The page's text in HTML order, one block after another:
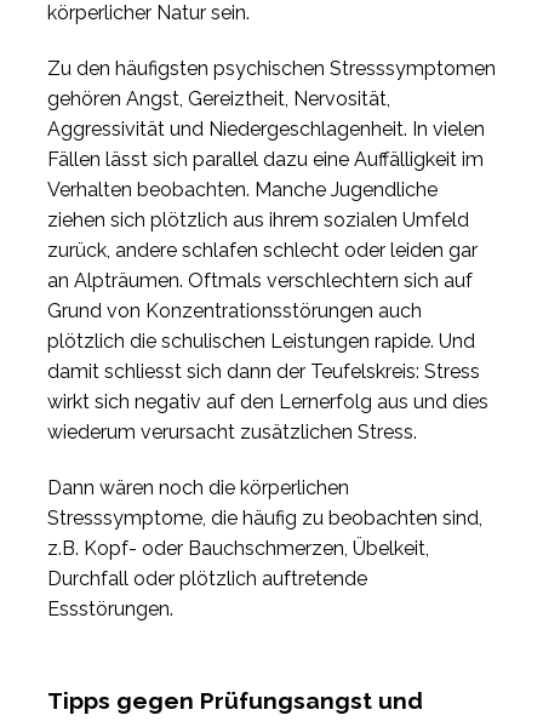
körperlicher Natur sein.
Zu den häufigsten psychischen Stresssymptomen
gehören Angst, Gereiztheit, Nervosität,
Aggressivität und Niedergeschlagenheit. In vielen
Fällen lässt sich parallel dazu eine Auffälligkeit im
Verhalten beobachten. Manche Jugendliche
ziehen sich plötzlich aus ihrem sozialen Umfeld
zurück, andere schlafen schlecht oder leiden gar
an Alpträumen. Oftmals verschlechtern sich auf
Grund von Konzentrationsstörungen auch
plötzlich die schulischen Leistungen rapide. Und
damit schliesst sich dann der Teufelskreis: Stress
wirkt sich negativ auf den Lernerfolg aus und dies
wiederum verursacht zusätzlichen Stress.
Dann wären noch die körperlichen
Stresssymptome, die häufig zu beobachten sind,
z.B. Kopf- oder Bauchschmerzen, Übelkeit,
Durchfall oder plötzlich auftretende
Essstörungen.
Tipps gegen Prüfungsangst und